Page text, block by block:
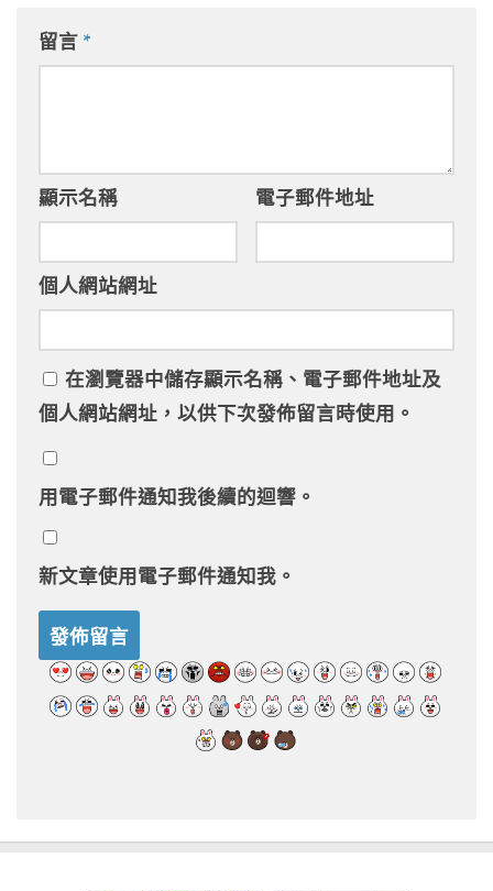
留言 *
顯示名稱 電子郵件地址
個人網站網址
在瀏覽器中儲存顯示名稱、電子郵件地址及
個人網站網址，以供下次發佈留言時使用。
用電子郵件通知我後續的迴響。
新文章使用電子郵件通知我。